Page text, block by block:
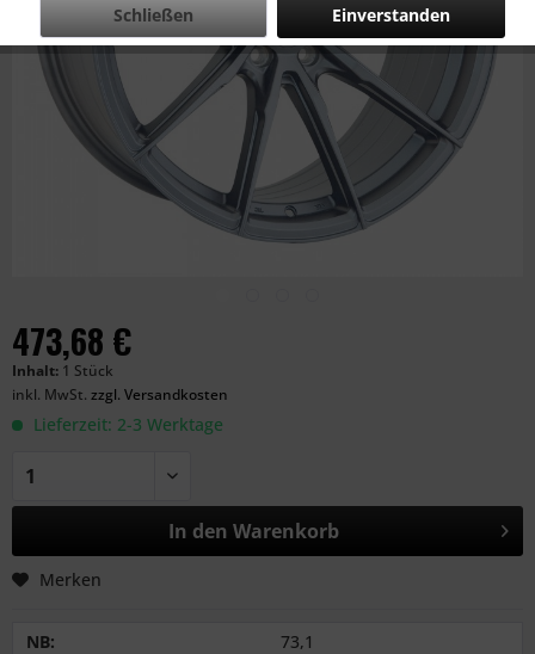
473,68 €
Inhalt: 1 Stück
inkl. MwSt. zzgl. Versandkosten
Lieferzeit: 2-3 Werktage
In den Warenkorb
Merken
NB:
73,1
Einverstanden
Schließen